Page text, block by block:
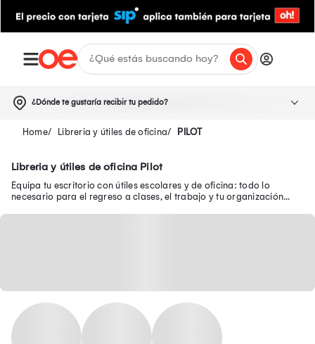
¿Dónde te gustaría recibir tu pedido?
Libreria y útiles de oficina PILOT
Libreria y útiles de oficina Pilot
Equipa tu escritorio con útiles escolares y de oficina: todo lo
necesario para el regreso a clases, el trabajo y tu organización